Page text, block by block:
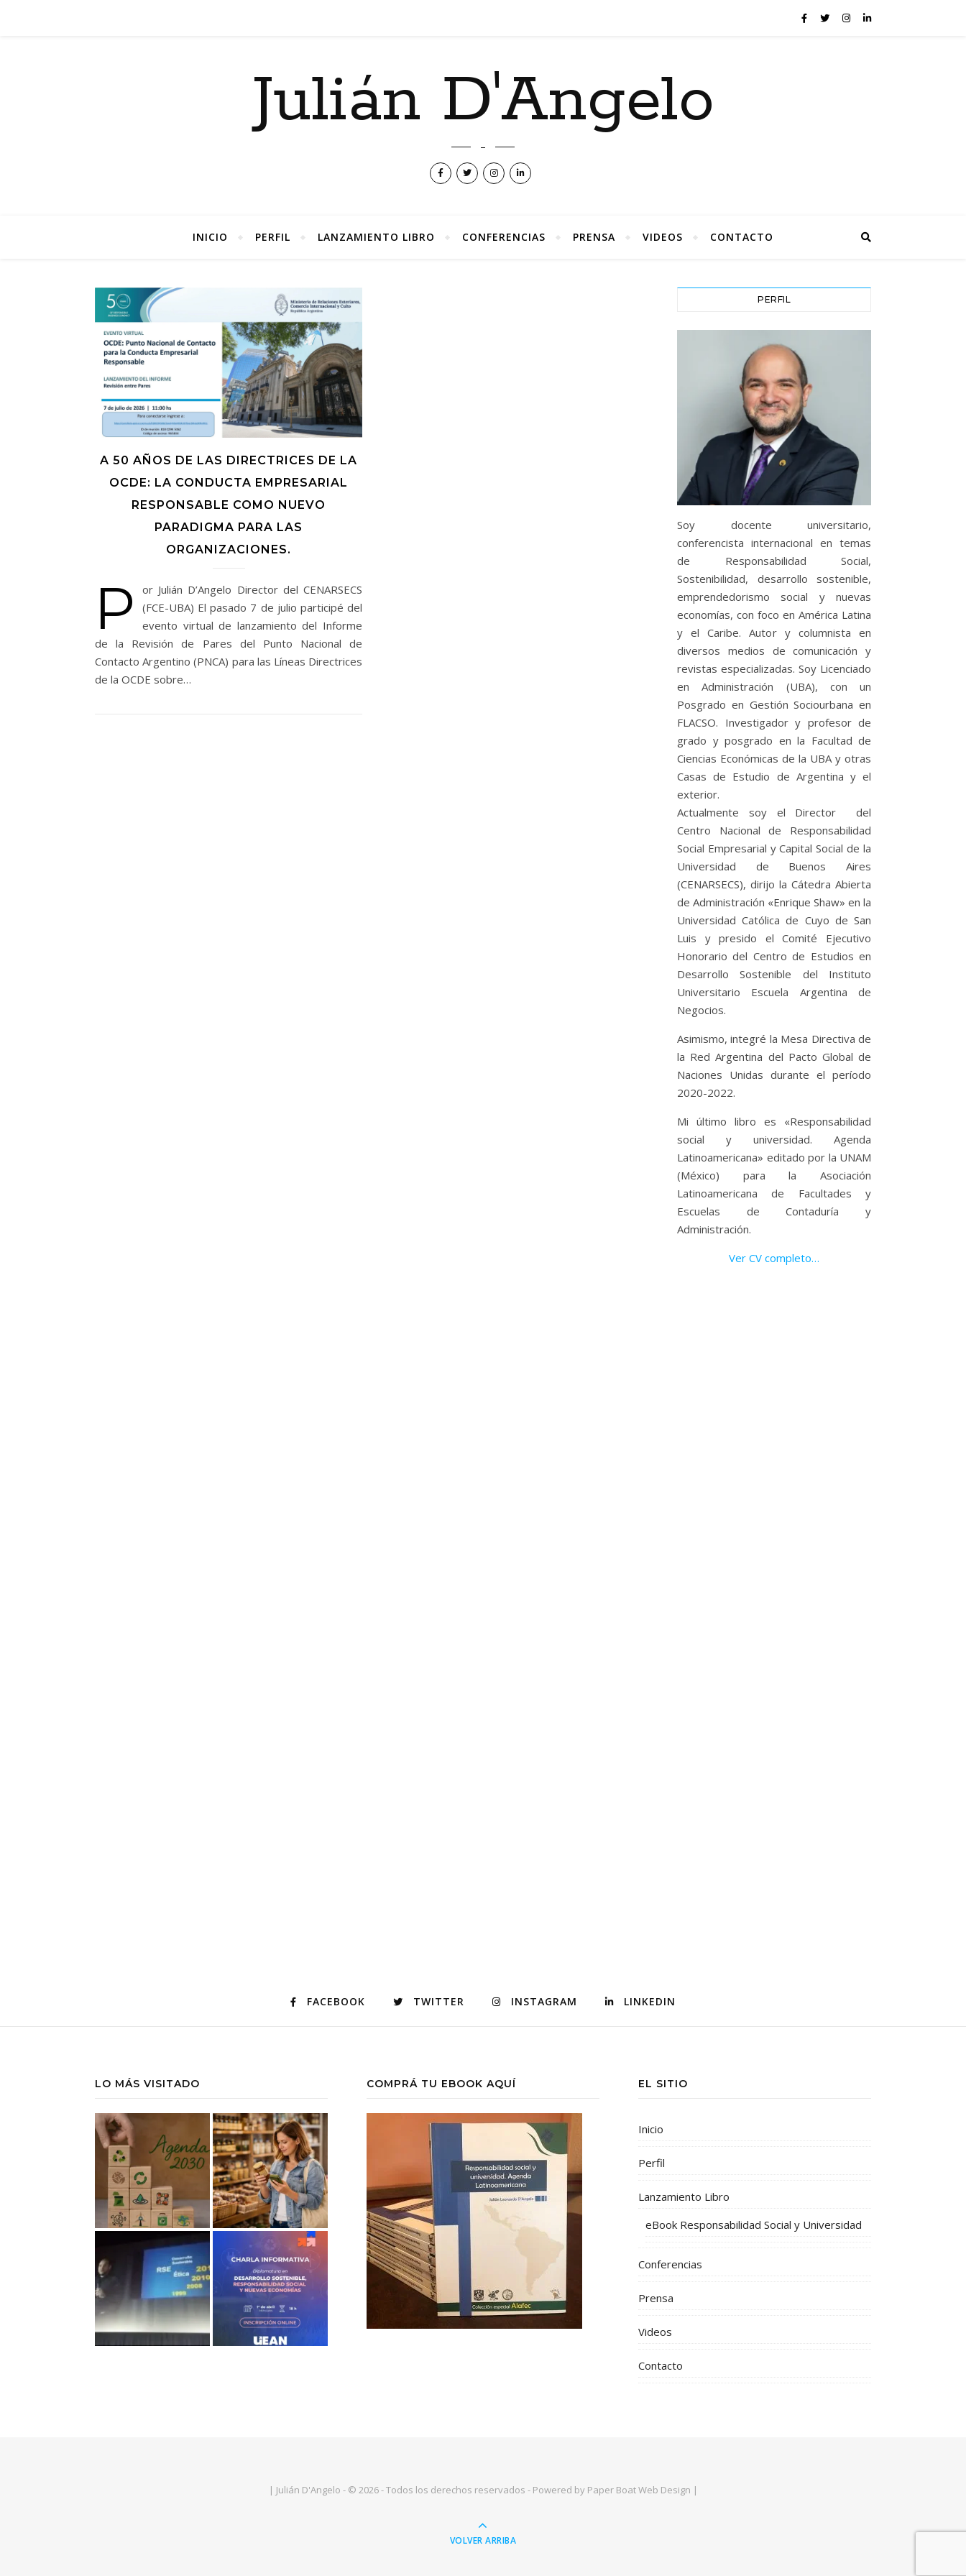
Julián D'Angelo
–
INICIO PERFIL LANZAMIENTO LIBRO CONFERENCIAS PRENSA VIDEOS CONTACTO
A 50 AÑOS DE LAS DIRECTRICES DE LA
OCDE: LA CONDUCTA EMPRESARIAL
RESPONSABLE COMO NUEVO
PARADIGMA PARA LAS
ORGANIZACIONES.
P
or Julián D’Angelo Director del CENARSECS
(FCE-UBA) El pasado 7 de julio participé del
evento virtual de lanzamiento del Informe
de la Revisión de Pares del Punto Nacional de
Contacto Argentino (PNCA) para las Líneas Directrices
de la OCDE sobre…
PERFIL
Soy docente universitario,
conferencista internacional en temas
de Responsabilidad Social,
Sostenibilidad, desarrollo sostenible,
emprendedorismo social y nuevas
economías, con foco en América Latina
y el Caribe. Autor y columnista en
diversos medios de comunicación y
revistas especializadas. Soy Licenciado
en Administración (UBA), con un
Posgrado en Gestión Sociourbana en
FLACSO. Investigador y profesor de
grado y posgrado en la Facultad de
Ciencias Económicas de la UBA y otras
Casas de Estudio de Argentina y el
exterior.
Actualmente soy el Director del
Centro Nacional de Responsabilidad
Social Empresarial y Capital Social de la
Universidad de Buenos Aires
(CENARSECS), dirijo la Cátedra Abierta
de Administración «Enrique Shaw» en la
Universidad Católica de Cuyo de San
Luis y presido el Comité Ejecutivo
Honorario del Centro de Estudios en
Desarrollo Sostenible del Instituto
Universitario Escuela Argentina de
Negocios.
Asimismo, integré la Mesa Directiva de
la Red Argentina del Pacto Global de
Naciones Unidas durante el período
2020-2022.
Mi último libro es «Responsabilidad
social y universidad. Agenda
Latinoamericana» editado por la UNAM
(México) para la Asociación
Latinoamericana de Facultades y
Escuelas de Contaduría y
Administración.
Ver CV completo…
FACEBOOK TWITTER INSTAGRAM LINKEDIN
LO MÁS VISITADO COMPRÁ TU EBOOK AQUÍ EL SITIO
Inicio
Perfil
Lanzamiento Libro
eBook Responsabilidad Social y Universidad
Conferencias
Prensa
Videos
Contacto
| Julián D'Angelo - © 2026 - Todos los derechos reservados - Powered by Paper Boat Web Design |
VOLVER ARRIBA